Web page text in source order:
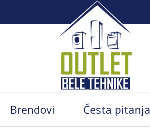
Brendovi Česta pitanja